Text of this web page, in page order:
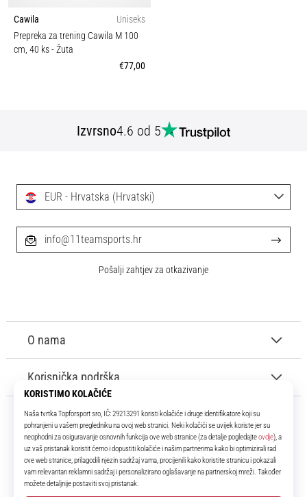
Cawila
Uniseks
Prepreka za trening Cawila M 100
cm, 40 ks- Žuta
€77,00
Izvrsno4.6 od 5
11teamsports.hr
Tvoj smo pouzdani suigrač već više od 16 godina! Cijelo to vrijeme
donosimo ti najbolje i najnovije proizvode iz svijeta nogometa.
O nama
Korisnička podrška
EUR - Hrvatska (Hrvatski)
info@11teamsports.hr
Pošalji zahtjev za otkazivanje